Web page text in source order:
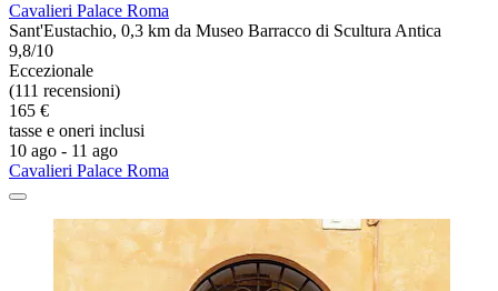
Cavalieri Palace Roma
Sant'Eustachio, 0,3 km da Museo Barracco di Scultura Antica
9,8/10
Eccezionale
(111 recensioni)
165 €
tasse e oneri inclusi
10 ago - 11 ago
Cavalieri Palace Roma